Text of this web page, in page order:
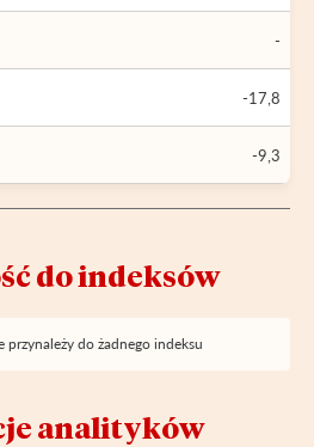
-
-17,8
-9,3
do indeksów
przynależy do żadnego indeksu
analityków